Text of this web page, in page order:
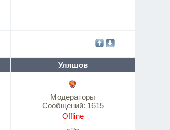
Уляшов
Модераторы
Сообщений: 1615
Offline